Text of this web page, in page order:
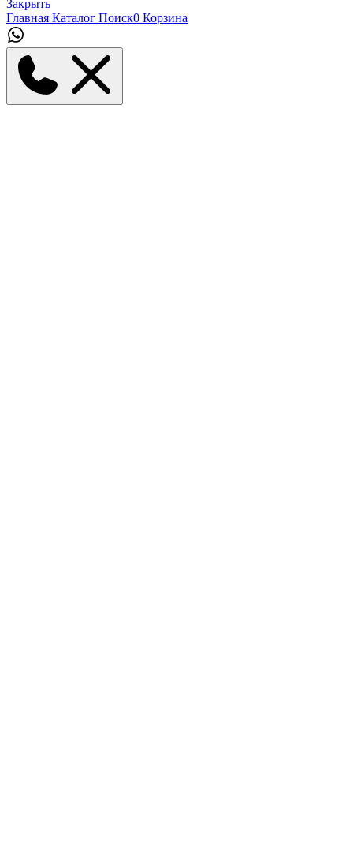
Закрыть
Главная Каталог Поиск0 Корзина